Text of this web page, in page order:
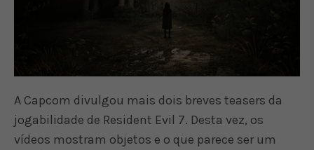
A Capcom divulgou mais dois breves teasers da
jogabilidade de Resident Evil 7. Desta vez, os
vídeos mostram objetos e o que parece ser um